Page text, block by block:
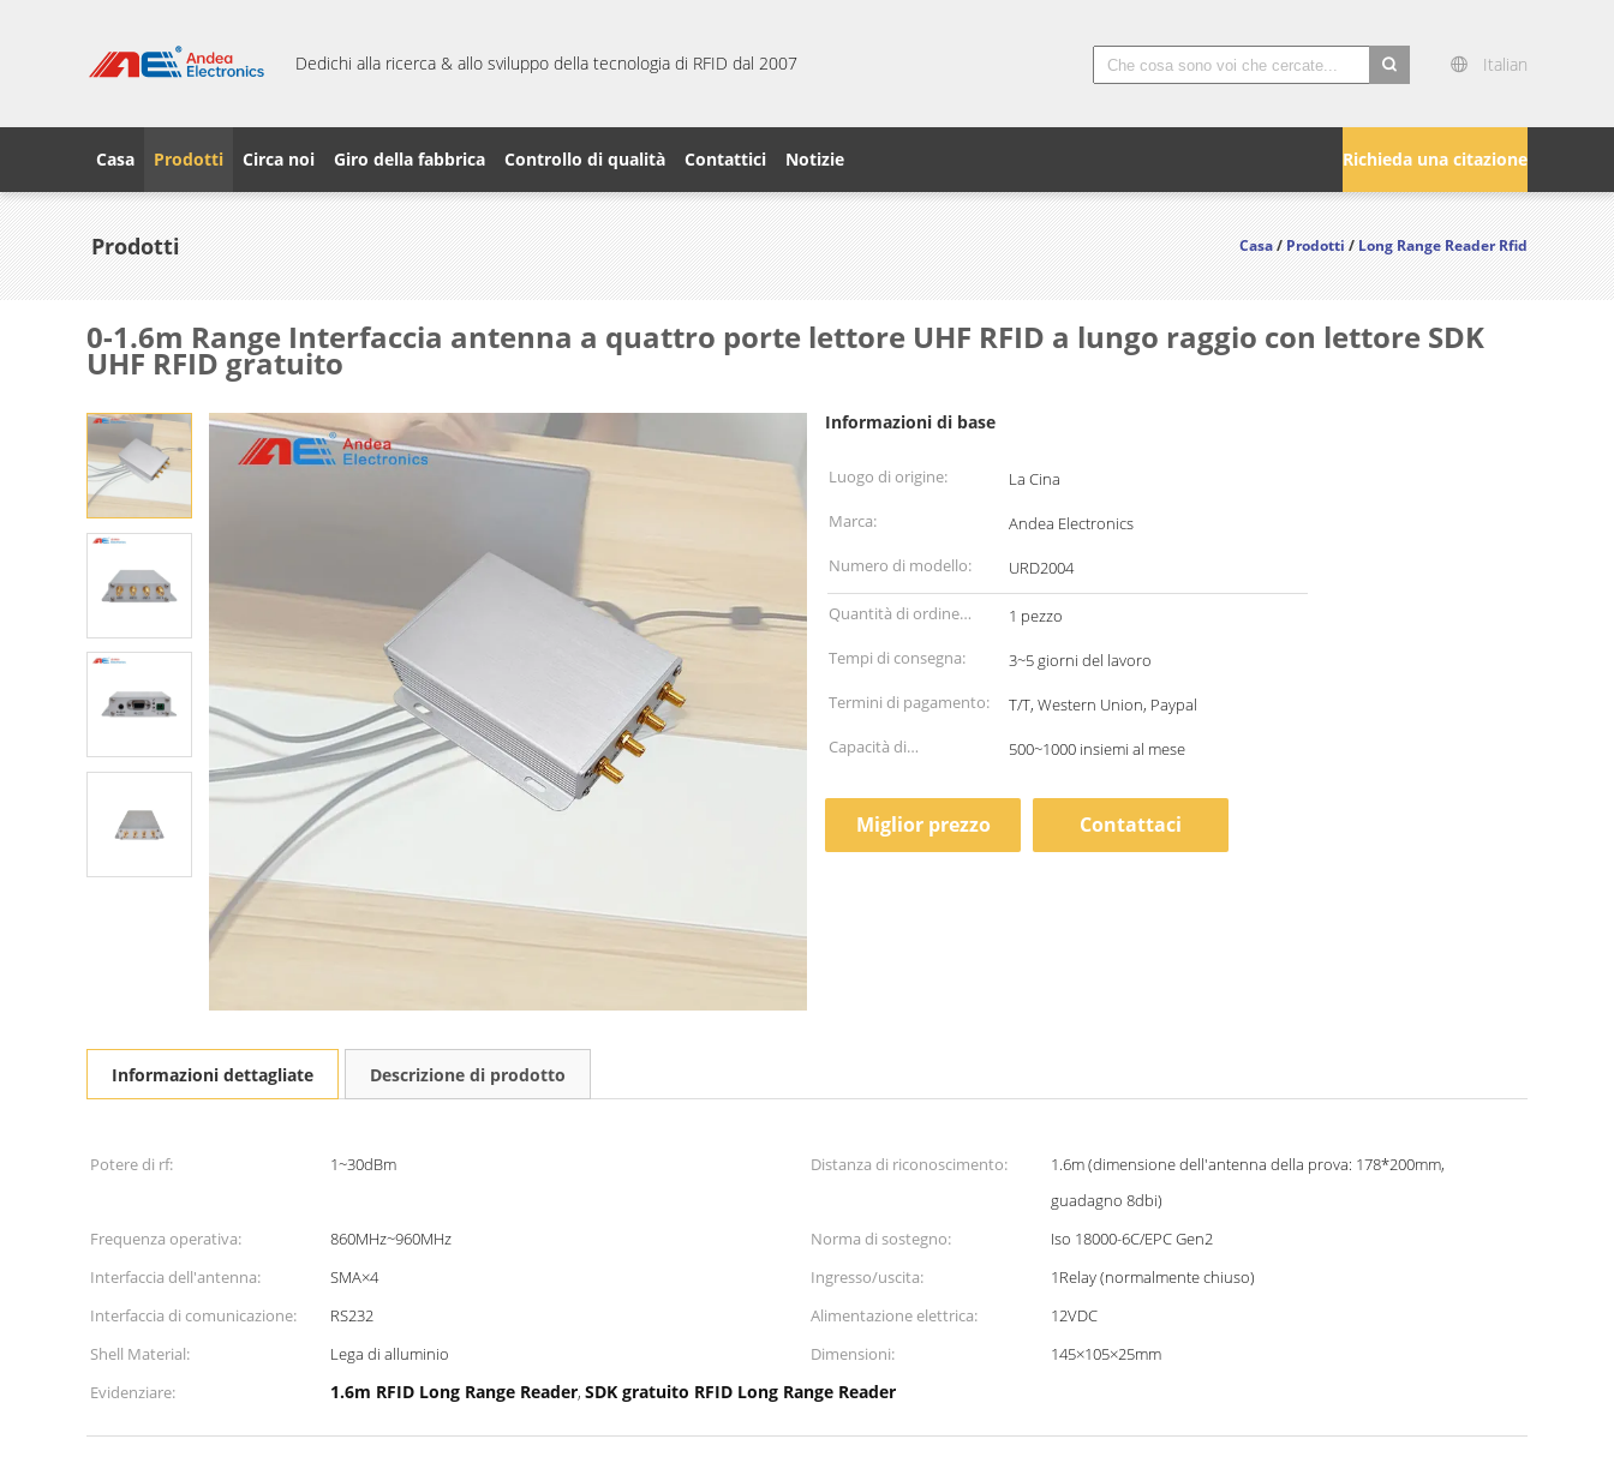
Dedichi alla ricerca & allo sviluppo della tecnologia di RFID dal 2007
Italian
Richieda una citazione
Casa Prodotti Circa noi Giro della fabbrica Controllo di qualità Contattici Notizie
Prodotti Casa/Prodotti/Long Range Reader Rfid
0-1.6m Range Interfaccia antenna a quattro porte lettore UHF RFID a lungo raggio con lettore SDK
UHF RFID gratuito
Informazioni di base
Luogo di origine:
La Cina
Marca:
Andea Electronics
Numero di modello:
URD2004
Quantità di ordine
minimo:
1 pezzo
Tempi di consegna:
3~5 giorni del lavoro
Termini di pagamento:
T/T, Western Union, Paypal
Capacità di
500~1000 insiemi al mese
Miglior prezzo Contattaci
Informazioni dettagliate Descrizione di prodotto
Potere di rf: 1~30dBm Distanza di riconoscimento:
1.6m (dimensione dell'antenna della prova: 178*200mm,
guadagno 8dbi)
Frequenza operativa:
860MHz~960MHz Norma di sostegno:
Iso 18000-6C/EPC Gen2
Interfaccia dell'antenna:
SMA×4 Ingresso/uscita:
1Relay (normalmente chiuso)
Interfaccia di comunicazione:
RS232 Alimentazione elettrica:
12VDC
Shell Material:
Lega di alluminio Dimensioni:
145×105×25mm
Evidenziare:
1.6m RFID Long Range Reader, SDK gratuito RFID Long Range Reader